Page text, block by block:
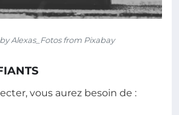
Alexas_Fotos from Pixabay
vous aurez besoin de :